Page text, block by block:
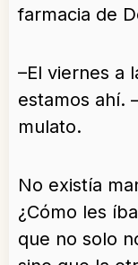
farmacia de
–El viernes a
estamos ahí.
mulato.
No existía
¿Cómo les
que no solo